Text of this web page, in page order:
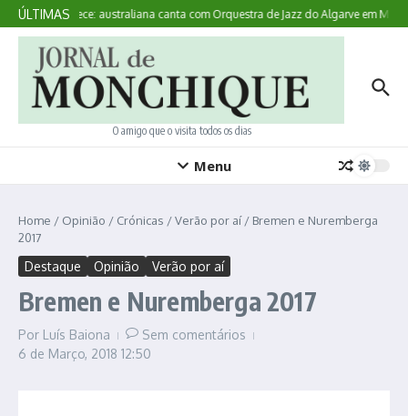
Ir para o conteúdo
ÚLTIMAS
Aqui Acontece: australiana canta com Orquestra de Jazz do Algarve em
O amigo que o visita todos os dias
Menu
Home / Opinião / Crónicas /Verão por aí/ Bremen e Nuremberga
2017
Destaque Opinião Verão por aí
Bremen e Nuremberga 2017
Por Luís Baiona
Sem comentários
6 de Março, 2018 12:50